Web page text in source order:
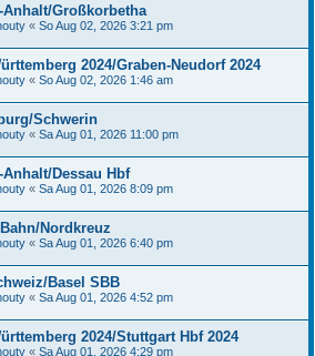
Großkorbetha
« So Aug 02, 2026 3:21 pm
2024/Graben-Neudorf 2024
« So Aug 02, 2026 1:46 am
Schwerin
« Sa Aug 01, 2026 11:00 pm
Dessau Hbf
« Sa Aug 01, 2026 8:09 pm
Nordkreuz
« Sa Aug 01, 2026 6:40 pm
Basel SBB
« Sa Aug 01, 2026 4:52 pm
2024/Stuttgart Hbf 2024
« Sa Aug 01, 2026 4:29 pm